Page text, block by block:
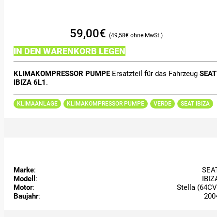
59,00€ 49,58€
IN DEN WARENKORB LEGEN
KLIMAKOMPRESSOR PUMPEErsatzteil für das Fahrzeug SEAT
IBIZA 6L1 .
KLIMAANLAGE KLIMAKOMPRESSOR PUMPE VERDE SEAT IBIZA
Marke:
Modell :
Motor:
Stella
Baujahr: